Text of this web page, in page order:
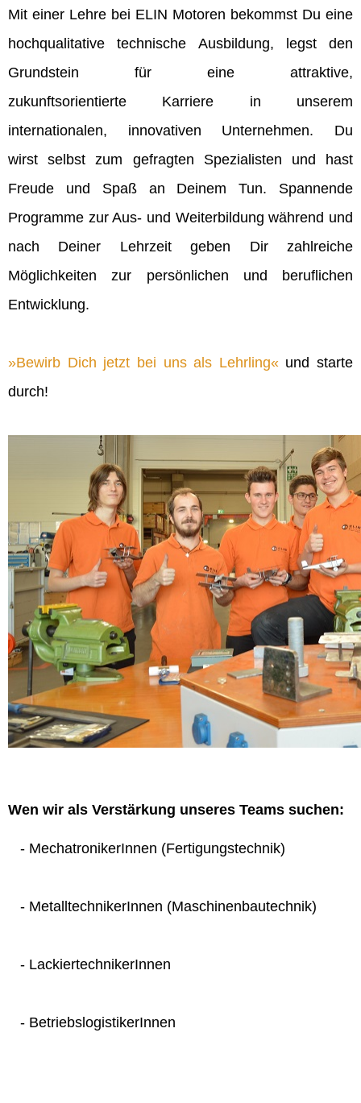
Mit einer Lehre bei ELIN Motoren bekommst Du eine
hochqualitative technische Ausbildung, legst den
Grundstein für eine attraktive,
zukunftsorientierte Karriere in unserem
internationalen, innovativen Unternehmen. Du
wirst selbst zum gefragten Spezialisten und hast
Freude und Spaß an Deinem Tun. Spannende
Programme zur Aus- und Weiterbildung während und
nach Deiner Lehrzeit geben Dir zahlreiche
Möglichkeiten zur persönlichen und beruflichen
Entwicklung.
Bewirb Dich jetzt bei uns als Lehrling und starte
durch!
Wen wir als Verstärkung unseres Teams suchen:
- MechatronikerInnen (Fertigungstechnik)
- MetalltechnikerInnen (Maschinenbautechnik)
- LackiertechnikerInnen
- BetriebslogistikerInnen